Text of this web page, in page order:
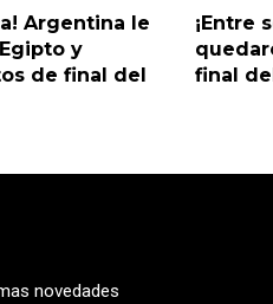
Argentina le
y
de final del
¡Entre
final
novedades